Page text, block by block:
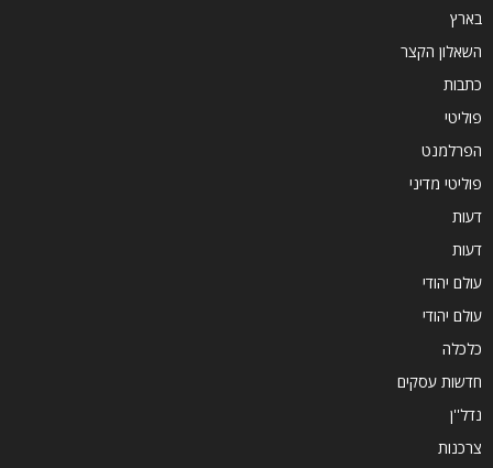
בארץ
השאלון הקצר
כתבות
פוליטי
הפרלמנט
פוליטי מדיני
דעות
דעות
עולם יהודי
עולם יהודי
כלכלה
חדשות עסקים
נדל''ן
צרכנות